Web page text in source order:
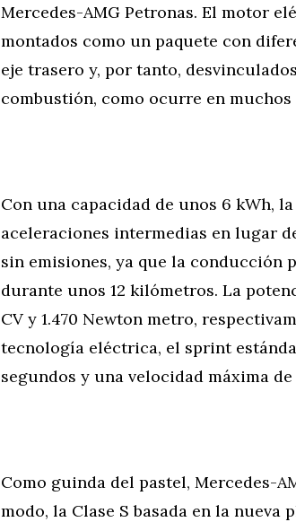
Mercedes-AMG Petronas. El motor
montados como un paquete con
eje trasero y, por tanto,
combustión, como ocurre en
Con una capacidad de unos 6 kWh,
aceleraciones intermedias en lugar
sin emisiones, ya que la conducción
durante unos 12 kilómetros. La
CV y 1.470 Newton metro,
tecnología eléctrica, el sprint
segundos y una velocidad máxima
Como guinda del pastel, Mercedes-
modo, la Clase S basada en la